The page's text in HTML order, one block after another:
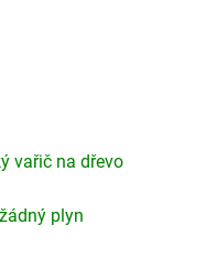
vařič na dřevo
plyn